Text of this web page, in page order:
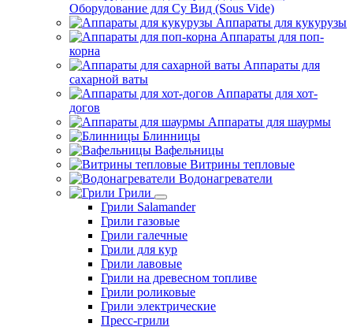
Оборудование для Су Вид (Sous Vide)
Аппараты для кукурузы
Аппараты для поп-
корна
Аппараты для
сахарной ваты
Аппараты для хот-
догов
Аппараты для шаурмы
Блинницы
Вафельницы
Витрины тепловые
Водонагреватели
Грили
Грили Salamander
Грили газовые
Грили галечные
Грили для кур
Грили лавовые
Грили на древесном топливе
Грили роликовые
Грили электрические
Пресс-грили